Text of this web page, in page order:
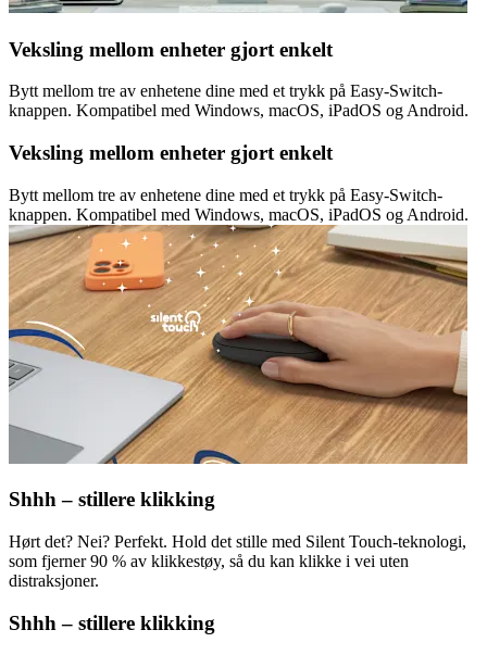
Veksling mellom enheter gjort enkelt
Bytt mellom tre av enhetene dine med et trykk på Easy-Switch-
knappen. Kompatibel med Windows, macOS, iPadOS og Android.
Veksling mellom enheter gjort enkelt
Bytt mellom tre av enhetene dine med et trykk på Easy-Switch-
knappen. Kompatibel med Windows, macOS, iPadOS og Android.
Shhh – stillere klikking
Hørt det? Nei? Perfekt. Hold det stille med Silent Touch-teknologi,
som fjerner 90 % av klikkestøy, så du kan klikke i vei uten
distraksjoner.
Shhh – stillere klikking